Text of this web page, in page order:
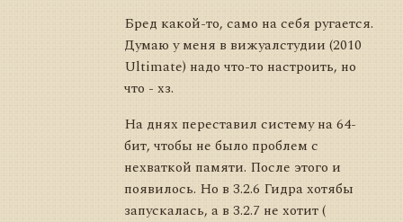
Бред какой-то, само на себя ругается.
Думаю у меня в вижуалстудии (2010
Ultimate) надо что-то настроить, но
что - хз.
На днях переставил систему на 64-
бит, чтобы не было проблем с
нехваткой памяти. После этого и
появилось. Но в 3.2.6 Гидра хотябы
запускалась, а в 3.2.7 не хотит (